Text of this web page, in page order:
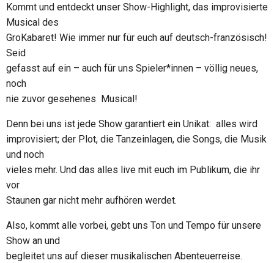
Kommt und entdeckt unser Show-Highlight, das improvisierte
Musical des
GroKabaret! Wie immer nur für euch auf deutsch-französisch!
Seid
gefasst auf ein – auch für uns Spieler*innen – völlig neues,
noch
nie zuvor gesehenes Musical!
Denn bei uns ist jede Show garantiert ein Unikat: alles wird
improvisiert; der Plot, die Tanzeinlagen, die Songs, die Musik
und noch
vieles mehr. Und das alles live mit euch im Publikum, die ihr
vor
Staunen gar nicht mehr aufhören werdet.
Also, kommt alle vorbei, gebt uns Ton und Tempo für unsere
Show an und
begleitet uns auf dieser musikalischen Abenteuerreise.